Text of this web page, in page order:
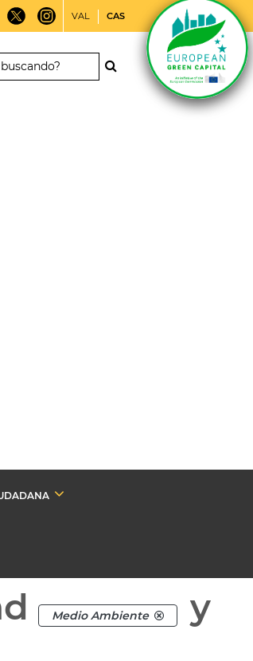
VAL CAS
Medio Ambiente
y